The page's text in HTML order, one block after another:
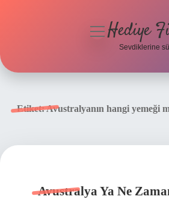
menüyüHediye
Sevdiklerine
Etiket:Avustralyanın hangi yemeği
Avustralya Ya Ne